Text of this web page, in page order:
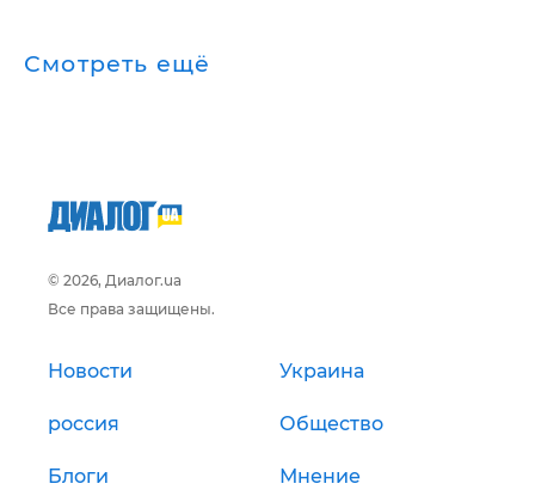
Смотреть ещё
© 2026, Диалог.ua
Все права защищены.
Новости Украина
россия Общество
Блоги Мнение